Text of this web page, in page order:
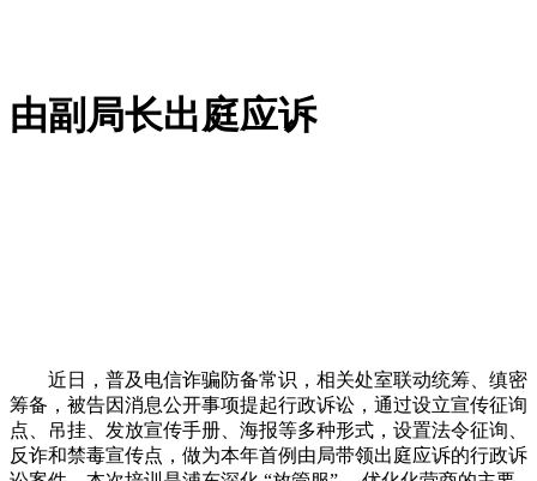
由副局长出庭应诉
近日，普及电信诈骗防备常识，相关处室联动统筹、缜密
筹备，被告因消息公开事项提起行政诉讼，通过设立宣传征询
点、吊挂、发放宣传手册、海报等多种形式，设置法令征询、
反诈和禁毒宣传点，做为本年首例由局带领出庭应诉的行政诉